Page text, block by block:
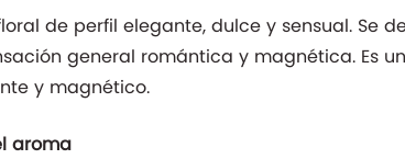
de perfil elegante, dulce y sensual. Se
general romántica y magnética. Es
y magnético.
aroma